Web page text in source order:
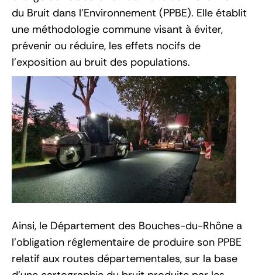
du Bruit dans l’Environnement (PPBE). Elle établit
une méthodologie commune visant à éviter,
prévenir ou réduire, les effets nocifs de
l’exposition au bruit des populations.
Ainsi, le Département des Bouches-du-Rhône a
l’obligation réglementaire de produire son PPBE
relatif aux routes départementales, sur la base